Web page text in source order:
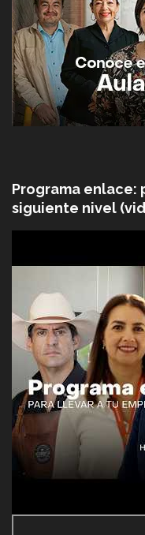
Programa enlace:
siguiente nivel